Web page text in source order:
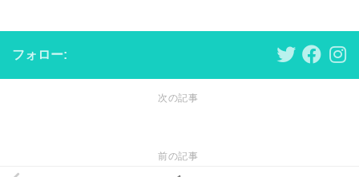
フォロー:
次の記事
前の記事